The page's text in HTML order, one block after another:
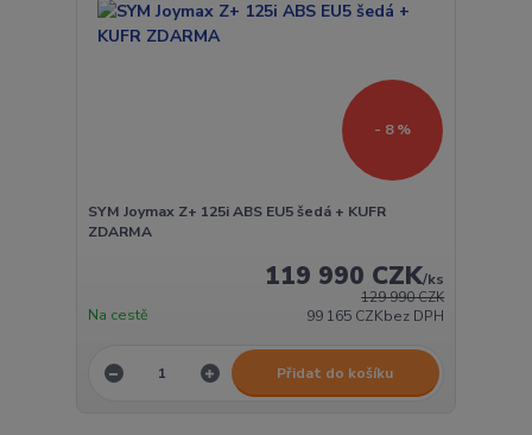
- 8 %
SYM Joymax Z+ 125i ABS EU5 šedá + KUFR
ZDARMA
129 990 CZK
119 990 CZK/ks
99 165 CZKbez DPH
Na cestě
Přidat do košíku